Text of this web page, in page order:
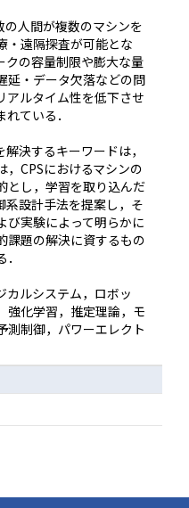
の人間が複数のマシンを
・遠隔探査が可能とな
クの容量制限や膨大な量
延・データ欠落などの問
アルタイム性を低下させ
ている．
決するキーワードは，
CPSにおけるマシンの
とし，学習を取り込んだ
系設計手法を提案し，そ
び実験によって明らかに
課題の解決に資するもの
カルシステム，ロボッ
強化学習，推定理論，モ
測制御，パワーエレクト